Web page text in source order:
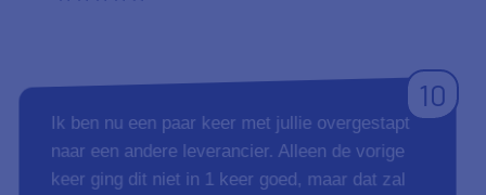
10
Ik ben nu een paar keer met jullie overgestapt
naar een andere leverancier. Alleen de vorige
keer ging dit niet in 1 keer goed, maar dat zal